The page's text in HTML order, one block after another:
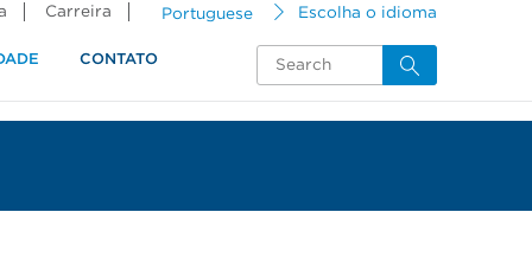
Portuguese Escolha o idioma
Carreira
CONTATO